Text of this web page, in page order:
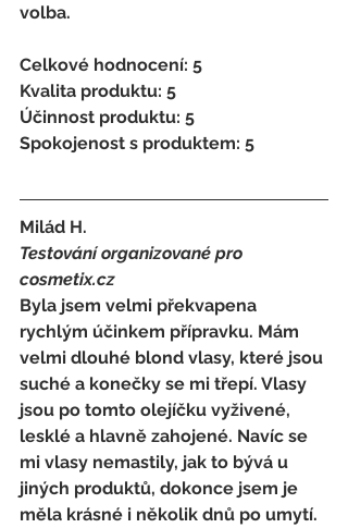
volba.
Celkové hodnocení: 5
Kvalita produktu: 5
Účinnost produktu: 5
Spokojenost s produktem: 5
Milád H.
Testování organizované pro
cosmetix.cz
Byla jsem velmi překvapena
rychlým účinkem přípravku. Mám
velmi dlouhé blond vlasy, které jsou
suché a konečky se mi třepí. Vlasy
jsou po tomto olejíčku vyživené,
lesklé a hlavně zahojené. Navíc se
mi vlasy nemastily, jak to bývá u
jiných produktů, dokonce jsem je
měla krásné i několik dnů po umytí.